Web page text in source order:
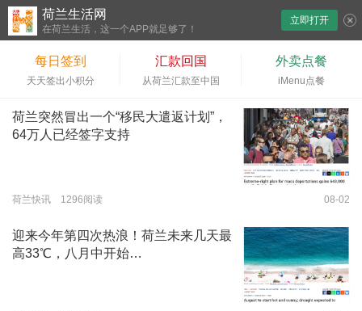
荷兰生活网
在荷兰生活，这一个APP就足够了！
立即打开
每日签到
天天签出小积分
汇款回国
从荷兰汇款至中国
外卖点餐
iMenu点餐
荷兰突然冒出一个“移民大遣返计划”，
64万人已经签字支持
荷兰快讯 1296阅读 08-02
迎来今年第四次热浪！荷兰未来几天最
高33℃，八月中开始…